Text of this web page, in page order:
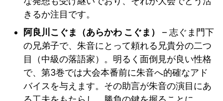
きるか注目です。
阿良川こぐま（あらかわ こぐま）
– 志ぐま門下
の兄弟子で、朱音にとって頼れる兄貴分の二つ
目（中級の落語家）。明るく面倒見が良い性格
で、第3巻では大会本番前に朱音へ的確なアド
バイスを与えます。その助言が朱音の演目にあ